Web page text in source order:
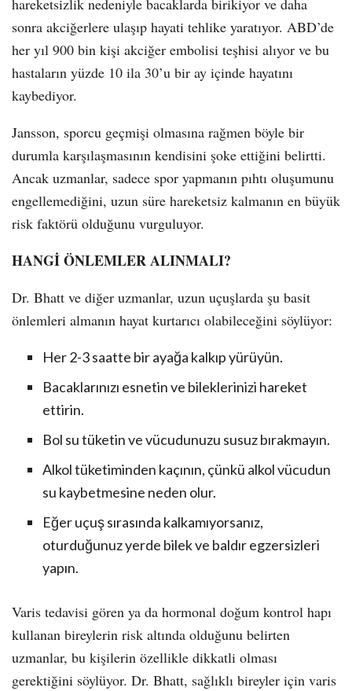
hareketsizlik nedeniyle bacaklarda birikiyor ve daha
sonra akciğerlere ulaşıp hayati tehlike yaratıyor. ABD’de
her yıl 900 bin kişi akciğer embolisi teşhisi alıyor ve bu
hastaların yüzde 10 ila 30’u bir ay içinde hayatını
kaybediyor.
Jansson, sporcu geçmişi olmasına rağmen böyle bir
durumla karşılaşmasının kendisini şoke ettiğini belirtti.
Ancak uzmanlar, sadece spor yapmanın pıhtı oluşumunu
engellemediğini, uzun süre hareketsiz kalmanın en büyük
risk faktörü olduğunu vurguluyor.
HANGİ ÖNLEMLER ALINMALI?
Dr. Bhatt ve diğer uzmanlar, uzun uçuşlarda şu basit
önlemleri almanın hayat kurtarıcı olabileceğini söylüyor:
Her 2-3 saatte bir ayağa kalkıp yürüyün.
Bacaklarınızı esnetin ve bileklerinizi hareket
ettirin.
Bol su tüketin ve vücudunuzu susuz bırakmayın.
Alkol tüketiminden kaçının, çünkü alkol vücudun
su kaybetmesine neden olur.
Eğer uçuş sırasında kalkamıyorsanız,
oturduğunuz yerde bilek ve baldır egzersizleri
yapın.
Varis tedavisi gören ya da hormonal doğum kontrol hapı
kullanan bireylerin risk altında olduğunu belirten
uzmanlar, bu kişilerin özellikle dikkatli olması
gerektiğini söylüyor. Dr. Bhatt, sağlıklı bireyler için varis